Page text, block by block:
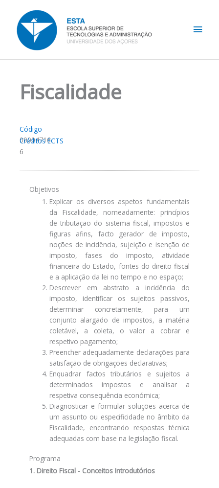
content
Fiscalidade
Código
00004716
Créditos ECTS
6
Objetivos
Explicar os diversos aspetos fundamentais
da Fiscalidade, nomeadamente: princípios
de tributação do sistema fiscal, impostos e
figuras afins, facto gerador de imposto,
noções de incidência, sujeição e isenção de
imposto, fases do imposto, atividade
financeira do Estado, fontes do direito fiscal
e a aplicação da lei no tempo e no espaço;
Descrever em abstrato a incidência do
imposto, identificar os sujeitos passivos,
determinar concretamente, para um
conjunto alargado de impostos, a matéria
coletável, a coleta, o valor a cobrar e
respetivo pagamento;
Preencher adequadamente declarações para
satisfação de obrigações declarativas;
Enquadrar factos tributários e sujeitos a
determinados impostos e analisar a
respetiva consequência económica;
Diagnosticar e formular soluções acerca de
um assunto ou especificidade no âmbito da
Fiscalidade, encontrando respostas técnica
adequadas com base na legislação fiscal.
Programa
1. Direito Fiscal - Conceitos Introdutórios